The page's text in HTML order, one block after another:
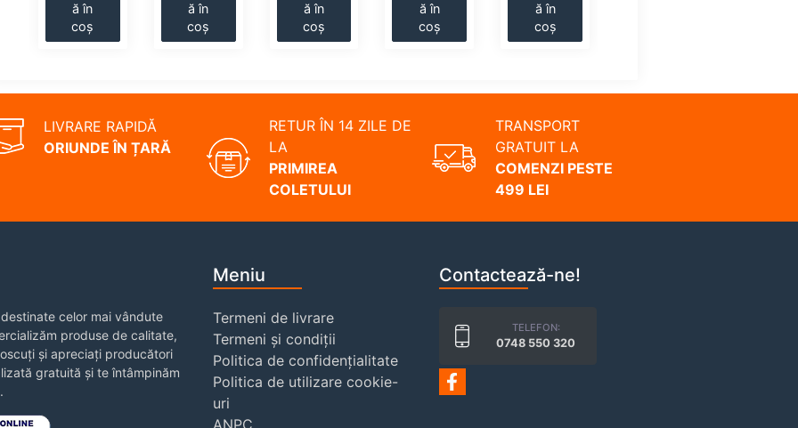
ă în
coș
ă în
coș
ă în
coș
ă în
coș
ă în
coș
LIVRARE RAPIDĂ
ORIUNDE ÎN ȚARĂ
RETUR ÎN 14 ZILE DE
LA
PRIMIREA
COLETULUI
TRANSPORT
GRATUIT LA
COMENZI PESTE
499 LEI
celor mai vândute
produse de calitate,
și apreciați producători
gratuită și te întâmpinăm
Meniu
Termeni de livrare
Termeni și condiții
Politica de confidențialitate
Politica de utilizare cookie-
uri
Contactează-ne!
TELEFON:
0748 550 320